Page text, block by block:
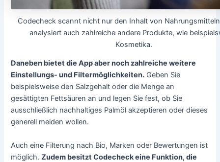
Codecheck scannt nicht nur den Inhalt von
analysiert auch zahlreiche andere Produkte, wie
Kosmetika.
Daneben bietet die App aber noch zahlreiche weitere
Einstellungs- und Filtermöglichkeiten. Geben Sie
beispielsweise den Salzgehalt oder die Menge an
gesättigten Fettsäuren an und legen Sie fest, ob Sie
ausschließlich nachhaltiges Palmöl akzeptieren oder dieses
generell meiden wollen.
Auch eine Filterung nach Bio, Marken oder Bewertungen ist
möglich.Zudem besitzt Codecheck eine Funktion, die